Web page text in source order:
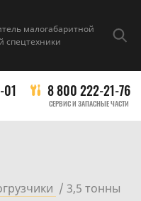
малогабаритной
спецтехники
8 800 222-21-76
СЕРВИС И ЗАПАСНЫЕ ЧАСТИ
3,5 тонны